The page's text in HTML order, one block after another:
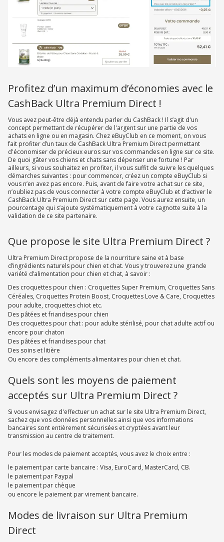
Profitez d’un maximum d’économies avec le
CashBack Ultra Premium Direct !
Vous avez peut-être déjà entendu parler du CashBack ! Il s’agit d'un
concept permettant de récupérer de l'argent sur une partie de vos
achats en ligne ou en magasin. Chez eBuyClub en ce moment, on vous
fait profiter d’un taux de CashBack Ultra Premium Direct permettant
d'économiser de précieux euros sur vos commandes en ligne sur ce site.
De quoi gâter vos chiens et chats sans dépenser une fortune ! Par
ailleurs, si vous souhaitez en profiter, il vous suffit de suivre les quelques
démarches suivantes : pour commencer, créez un compte eBuyClub si
vous n’en avez pas encore. Puis, avant de faire votre achat sur ce site,
n’oubliez pas de vous connecter à votre compte eBuyClub et d’activer le
CashBack Ultra Premium Direct sur cette page. Vous aurez ensuite, un
pourcentage qui s’ajoute systématiquement à votre cagnotte suite à la
validation de ce site partenaire.
Que propose le site Ultra Premium Direct ?
Ultra Premium Direct propose de la nourriture saine et à base
d’ingrédients naturels pour chien et chat. Vous y trouverez une grande
variété d’alimentation pour chien et chat, à savoir :
Des croquettes pour chien : Croquettes Super Premium, Croquettes Sans
Céréales, Croquettes Protein Boost, Croquettes Love & Care, Croquettes
pour adulte, croquettes chiot etc.
Des pâtées et friandises pour chien
Des croquettes pour chat : pour adulte stérilisé, pour chat adulte actif ou
encore pour chaton
Des pâtées et friandises pour chat
Des soins et litière
Ou encore des compléments alimentaires pour chien et chat.
Quels sont les moyens de paiement
acceptés sur Ultra Premium Direct ?
Si vous envisagez d'effectuer un achat sur le site Ultra Premium Direct,
sachez que vos données personnelles ainsi que vos informations
bancaires sont entièrement sécurisées et cryptées avant leur
transmission au centre de traitement.
Pour les modes de paiement acceptés, vous avez le choix entre :
le paiement par carte bancaire : Visa, EuroCard, MasterCard, CB.
le paiement par Paypal
le paiement par chèque
ou encore le paiement par virement bancaire.
Modes de livraison sur Ultra Premium
Direct